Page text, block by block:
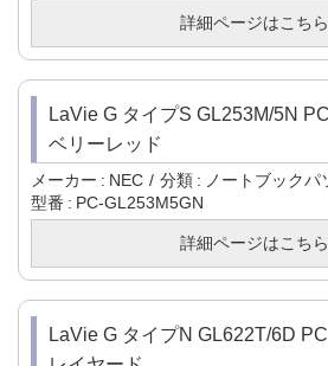
詳細ページはこちら
LaVie G タイプS GL253M/5N
ベリーレッド
メーカー NEC 分類
ノートブックパ
型番
PC-GL253M5GN
詳細ページはこちら
LaVie G タイプN GL622T/6D